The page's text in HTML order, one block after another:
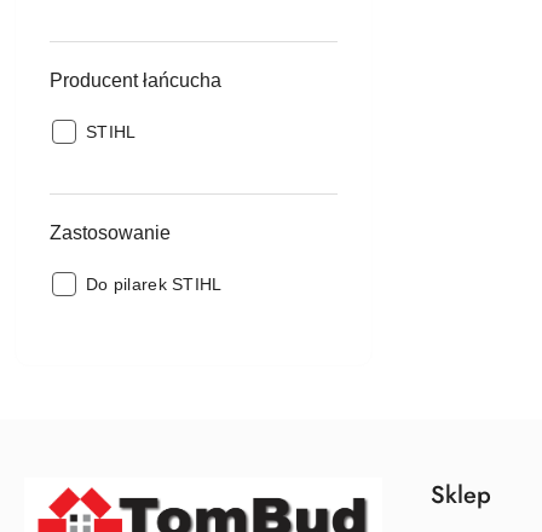
Producent łańcucha
Producent
STIHL
Zastosowanie
Zastosowanie:
Do pilarek STIHL
Sklep